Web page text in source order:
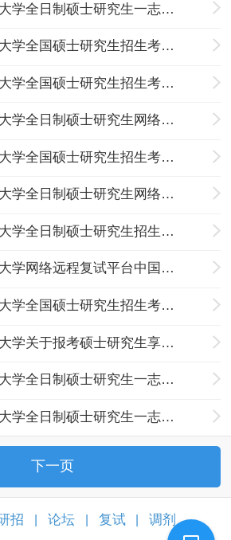
2021年云南中医药大学全日制硕士研究生一志愿上线学生名单
2021年云南中医药大学全国硕士研究生招生考试考生进入复试相关工作安排
2020年云南中医药大学全国硕士研究生招生考试复试调剂考生名单（第二批次）
2020年云南中医药大学全日制硕士研究生网络远程复试通知（第二批次）
2020年云南中医药大学全国硕士研究生招生考试复试成绩复核办法
2020年云南中医药大学全日制硕士研究生网络远程复试通知
2020年云南中医药大学全日制硕士研究生招生复试录取办法
2020年云南中医药大学网络远程复试平台中国移动云考场考生使用手册
2020年云南中医药大学全国硕士研究生招生考试远程网络复试考生须知
2020年云南中医药大学关于报考硕士研究生享受少数民族照顾政策的相关说明
2020年云南中医药大学全日制硕士研究生一志愿享受少数民族政策上线学生名单
2020年云南中医药大学全日制硕士研究生一志愿上线学生名单
下一页
招 论坛 复试 调剂